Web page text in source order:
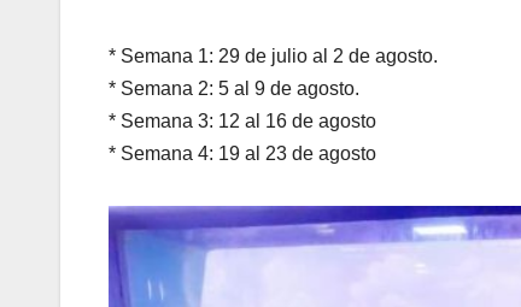
* Semana 1: 29 de julio al 2 de agosto.
* Semana 2: 5 al 9 de agosto.
* Semana 3: 12 al 16 de agosto
* Semana 4: 19 al 23 de agosto